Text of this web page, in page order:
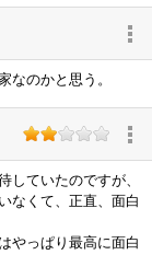
なのかと思う。
していたのですが、
なくて、正直、面白
やっぱり最高に面白